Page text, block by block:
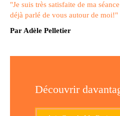
"Je suis très satisfaite de ma
déjà parlé de vous autour de moi!"
Par Adèle Pelletier
Découvrir